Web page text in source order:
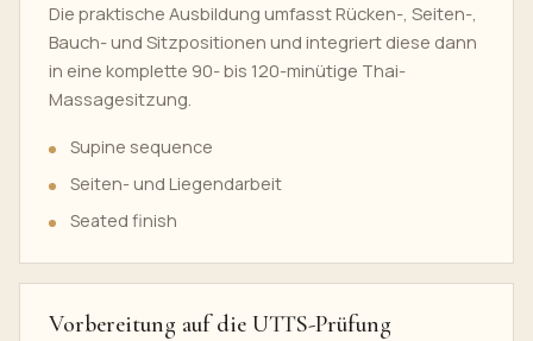
Die praktische Ausbildung umfasst Rücken-, Seiten-,
Bauch- und Sitzpositionen und integriert diese dann
in eine komplette 90- bis 120-minütige Thai-
Massagesitzung.
Supine sequence
Seiten- und Liegendarbeit
Seated finish
Vorbereitung auf die UTTS-Prüfung